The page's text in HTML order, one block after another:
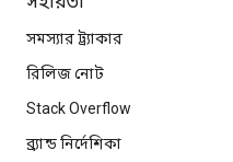
সমস্যার ট্র্যাকার
রিলিজ নোট
Stack Overflow
ব্র্যান্ড নির্দেশিকা